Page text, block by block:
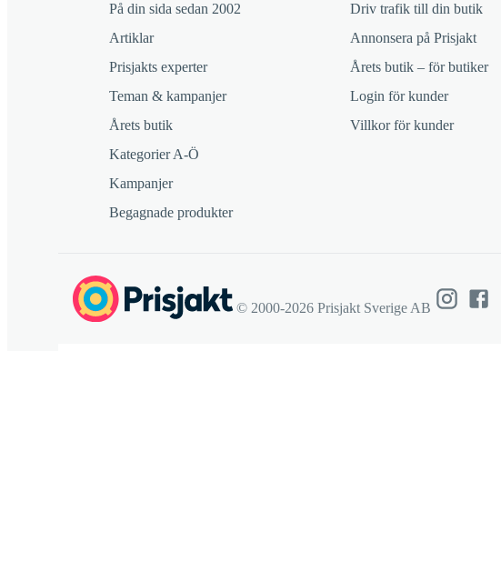
På din sida sedan 2002
Artiklar
Prisjakts experter
Teman & kampanjer
Årets butik
Kategorier A-Ö
Kampanjer
Begagnade produkter
Driv trafik till din butik
Annonsera på Prisjakt
Årets butik – för butiker
Login för kunder
Villkor för kunder
© 2000-2026 Prisjakt Sverige AB